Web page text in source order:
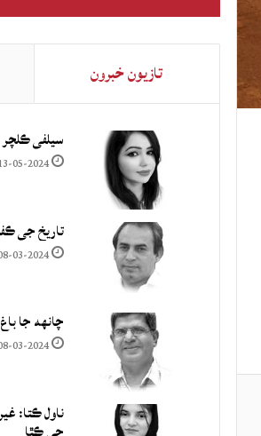
تازيون خبرون
سيلفي ڪلچر
05-2024
تاريخ جي
03-2024
چانهه جا باغ
03-2024
ناول ڪتا: